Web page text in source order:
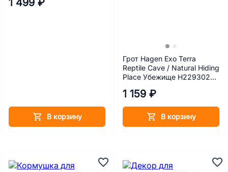
см
1 499 ₽
В корзину
Грот Hagen Exo Terra
Reptile Cave / Natural Hiding
Place Убежище H229302
1 159 ₽
В корзину